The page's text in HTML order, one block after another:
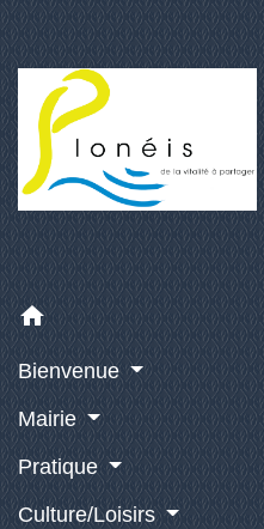
home
Bienvenue
Mairie
Pratique
Culture/Loisirs